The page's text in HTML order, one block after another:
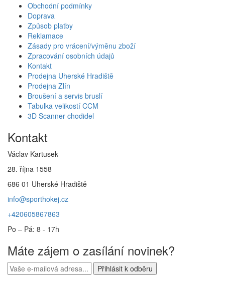
Obchodní podmínky
Doprava
Způsob platby
Reklamace
Zásady pro vrácení/výměnu zboží
Zpracování osobních údajů
Kontakt
Prodejna Uherské Hradiště
Prodejna Zlín
Broušení a servis bruslí
Tabulka velikostí CCM
3D Scanner chodidel
Kontakt
Václav Kartusek
28. října 1558
686 01 Uherské Hradiště
info@sporthokej.cz
+420605867863
Po – Pá: 8 - 17h
Máte zájem o zasílání novinek?